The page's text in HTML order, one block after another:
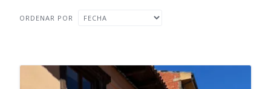
ORDENAR POR